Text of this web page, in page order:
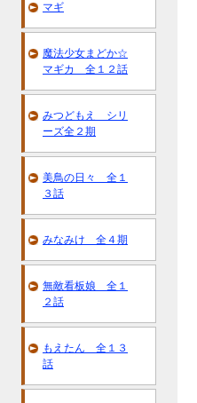
マギ
魔法少女まどか☆
マギカ 全１２話
みつどもえ シリ
ーズ全２期
美鳥の日々 全１
３話
みなみけ 全４期
無敵看板娘 全１
２話
もえたん 全１３
話